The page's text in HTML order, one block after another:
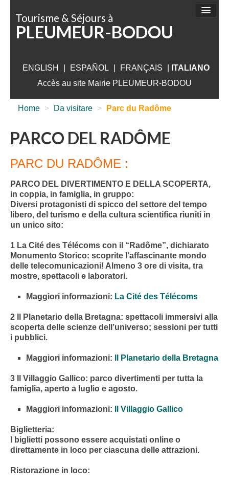
Tourisme & Séjours à
PLEUMEUR-BODOU
ENGLISH ESPAÑOL FRANÇAIS
ITALIANO
Accès au site Mairie PLEUMEUR-BODOU
DA FARE
ALLOGIO
DA VISITARE
VICINO PLEUMEUR
INFO UTILI
Home > Da visitare > Parc du Radôme
PARCO DEL RADÔME
PARC DU RADÔME :
PARCO DEL DIVERTIMENTO E DELLA SCOPERTA,
in coppia, in famiglia, in gruppo:
Diversi protagonisti di spicco del settore del tempo
libero, del turismo e della cultura scientifica riuniti in
un unico sito:
1 La Cité des Télécoms con il “Radôme”, dichiarato
Monumento Storico: scoprite l’affascinante mondo
delle telecomunicazioni! Almeno 3 ore di visita, tra
mostre, spettacoli e laboratori.
Maggiori informazioni: La Cité des Télécoms
2 Il Planetario della Bretagna: spettacoli immersivi alla
scoperta delle scienze dell’universo; sessioni per tutti
i pubblici.
Maggiori informazioni: Il Planetario della Bretagna
3 Il Villaggio Gallico: parco divertimenti per tutta la
famiglia, aperto a luglio e agosto.
Maggiori informazioni: Il Villaggio Gallico
Biglietteria:
I biglietti possono essere acquistati online o
direttamente in loco per ciascuna delle attrazioni.
Ristorazione in loco: